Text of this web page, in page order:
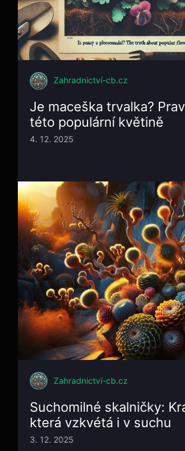
Zahradnictví-cb.cz
Je maceška trvalka?
této populární květině
4. 12. 2025
Zahradnictví-cb.cz
Suchomilné skalničky:
která vzkvétá i v suchu
3. 12. 2025